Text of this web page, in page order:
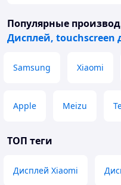
Популярные
Дисплей, touchscreen
Samsung Xiaomi
Apple Meizu
ТОП теги
Дисплей Xiaomi